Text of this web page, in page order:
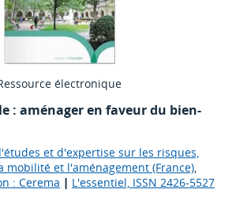
électronique
: aménager en faveur du bien-
et d'expertise sur les risques,
mobilité et l'aménagement (France),
: Cerema | L'essentiel, ISSN 2426-5527